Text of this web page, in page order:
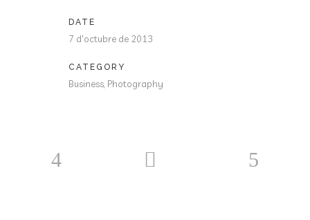
DATE
7 d'octubre de 2013
CATEGORY
Business, Photography